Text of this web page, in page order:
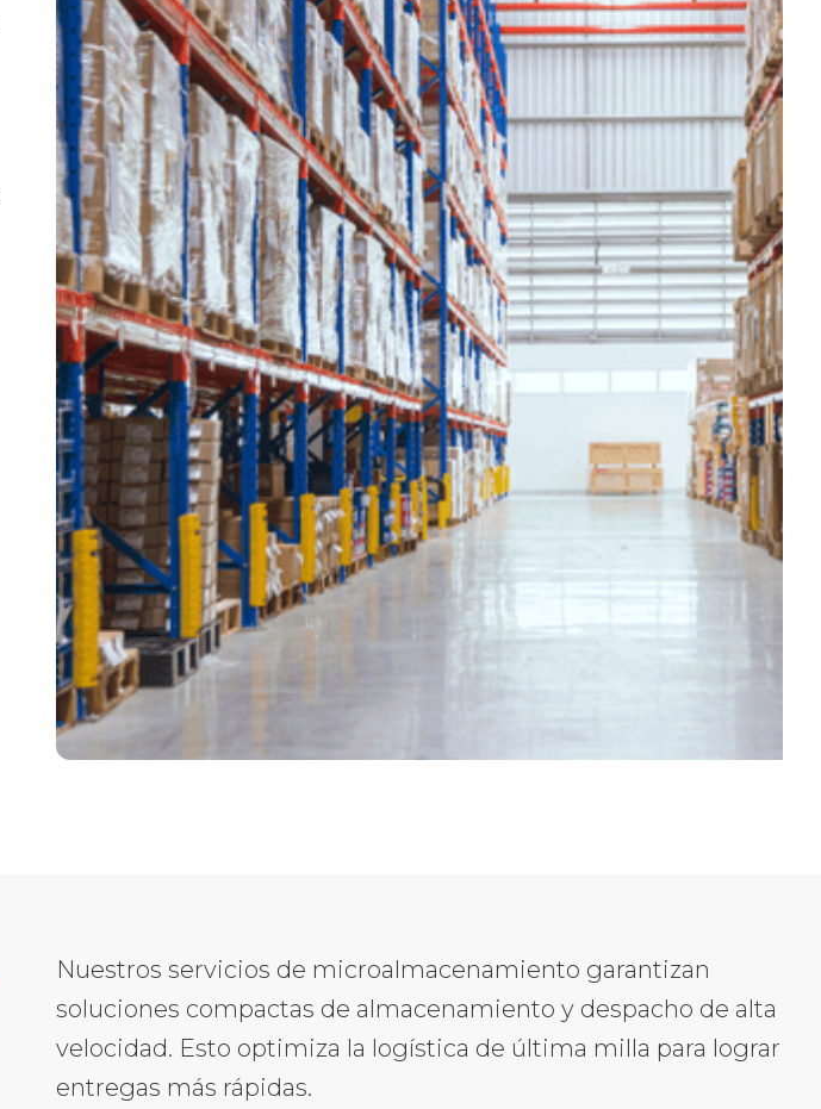
Nuestros servicios de microalmacenamiento garantizan
soluciones compactas de almacenamiento y despacho de alta
velocidad. Esto optimiza la logística de última milla para lograr
entregas más rápidas.